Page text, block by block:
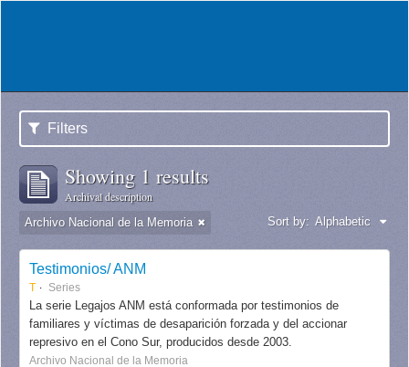
Filters
Showing 1 results
Archival description
Archivo Nacional de la Memoria Sort by: Alphabetic
Testimonios/ ANM
T Series
La serie Legajos ANM está conformada por testimonios de
familiares y víctimas de desaparición forzada y del accionar
represivo en el Cono Sur, producidos desde 2003.
Archivo Nacional de la Memoria